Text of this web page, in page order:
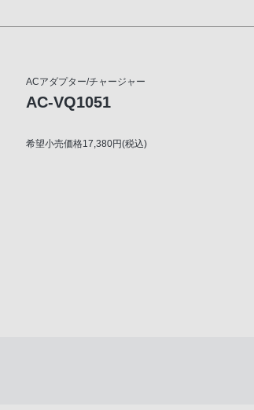
ACアダプター/チャージャー
AC-VQ1051
希望小売価格17,380円(税込)